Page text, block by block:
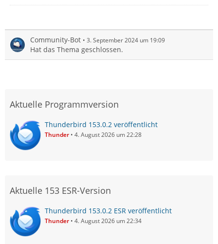
Community-Bot 3. September 2024 um 19:09
Hat das Thema geschlossen.
Aktuelle Programmversion
Thunderbird 153.0.2 veröffentlicht
Thunder 4. August 2026 um 22:28
Aktuelle 153 ESR-Version
Thunderbird 153.0.2 ESR veröffentlicht
Thunder 4. August 2026 um 22:34